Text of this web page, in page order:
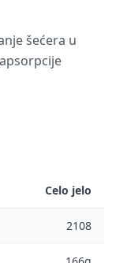
šećera u
Celo jelo
2108